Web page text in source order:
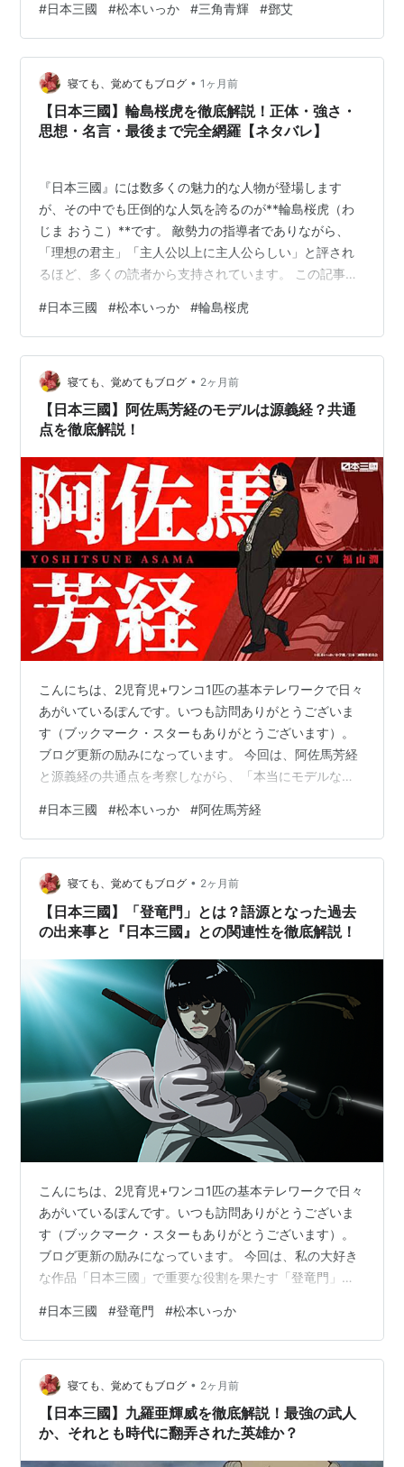
のでは？」という声もあり、実際に作者の松本いっか先
生もモデルにされているとの言葉からその共通点を見て
いきます。 『日本三國』の主人公・三角青輝は、圧倒的
な知略と政治力で乱世を変えようとする人物です。 この
記事では、三角青輝と鄧艾の共通点、そして鄧艾が迎え
た悲劇的な最期から、『日本三國』の今後の展…
#日本三國 #松本いっか #三角青輝 #鄧艾
寝ても、覚めてもブログ • 1ヶ月前
【日本三國】輪島桜虎を徹底解説！正体・強さ・
思想・名言・最後まで完全網羅【ネタバレ】
『日本三國』には数多くの魅力的な人物が登場します
が、その中でも圧倒的な人気を誇るのが**輪島桜虎（わ
じま おうこ）**です。 敵勢力の指導者でありながら、
「理想の君主」「主人公以上に主人公らしい」と評され
るほど、多くの読者から支持されています。 この記事で
名言、最後の結末まで徹底解説します。 輪島桜虎のプロ
フィール 名前：輪島桜虎（わじま おうが） 性別：女性
家族：三女（上に2人の兄 ※逝去） 父：輪島白虎（わじま
びゃっこ） 生まれ：能登省 誕生：大和暦34年・聖紀25
年（登場時：22歳） 所属：聖夷 立場：聖夷政権総帥 特
徴：左頬の虎の刺青…
#日本三國 #松本いっか #輪島桜虎
寝ても、覚めてもブログ • 2ヶ月前
【日本三國】阿佐馬芳経のモデルは源義経？共通
点を徹底解説！
こんにちは、2児育児+ワンコ1匹の基本テレワークで日々
あがいているぽんです。いつも訪問ありがとうございま
す（ブックマーク・スターもありがとうございます）。
ブログ更新の励みになっています。 今回は、阿佐馬芳経
と源義経の共通点を考察しながら、「本当にモデルなの
上の人物を思わせるキャラクターが数多く登場します。
その中でも「阿佐馬芳経（あさま よしつね）」を見て、
「もしかして源義経がモデルでは？」と感じた読者は少
なくないでしょう。 名前の響きだけでなく、その立ち位
置や戦い方にも共通点が見られます。
www.udablog.com 阿佐馬芳経とは？ 源…
#日本三國 #松本いっか #阿佐馬芳経
寝ても、覚めてもブログ • 2ヶ月前
【日本三國】「登竜門」とは？語源となった過去
の出来事と『日本三國』との関連性を徹底解説！
こんにちは、2児育児+ワンコ1匹の基本テレワークで日々
あがいているぽんです。いつも訪問ありがとうございま
す（ブックマーク・スターもありがとうございます）。
ブログ更新の励みになっています。 今回は、私の大好き
な作品「日本三國」で重要な役割を果たす「登竜門」に
のつながりについて詳しく解説します。 『日本三國』に
は、中国の古典や歴史に由来する言葉が数多く登場しま
す。その中でも印象的なのが「登竜門（とうりゅうも
ん）」です。 作中では若き才能や将来有望な人物を語る
際に使われることがありますが、この言葉には約2,000年
前から伝わる壮大な伝説が隠されていま…
#日本三國 #登竜門 #松本いっか
寝ても、覚めてもブログ • 2ヶ月前
【日本三國】九羅亜輝威を徹底解説！最強の武人
か、それとも時代に翻弄された英雄か？